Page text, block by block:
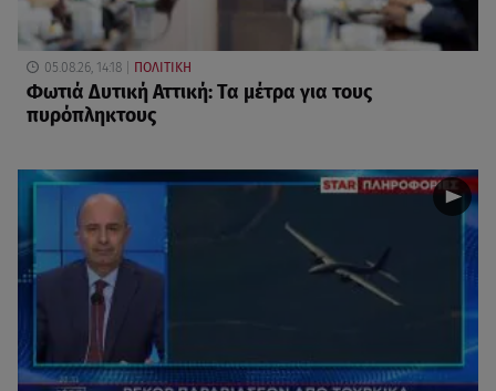
05.08.26, 14:18 ΠΟΛΙΤΙΚΗ
Φωτιά Δυτική Αττική: Τα μέτρα για τους
πυρόπληκτους